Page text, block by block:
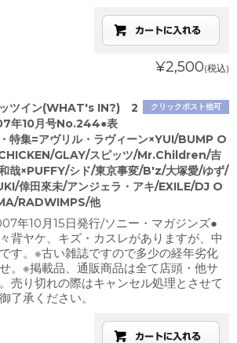
¥2,500(税込)
クリックポスト他可
ツイン(WHAT's IN?) 2
年10月号No.244●表
特集=アヴリル・ラヴィーン×YUI/BUMP O
GLAY/スピッツ/Mr.Children/吉
哉×PUFFY/シド/東京事変/B'z/大塚愛/ゆず/
倖田來未/アンジェラ・アキ/EXILE/DJ O
RADWIMPS/他
年10月15日発行/ソニー・マガジンズ●
背ヤケ、キズ・カスレがありますが、中
す。※古い雑誌ですので多少の経年劣化
。※掲載品、通販商品は全て店頭・他サ
売り切れの際はキャンセル処理とさせて
了承ください。